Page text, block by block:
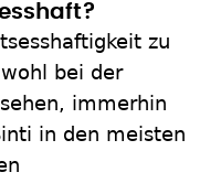
zu
bei der
immerhin
in den meisten